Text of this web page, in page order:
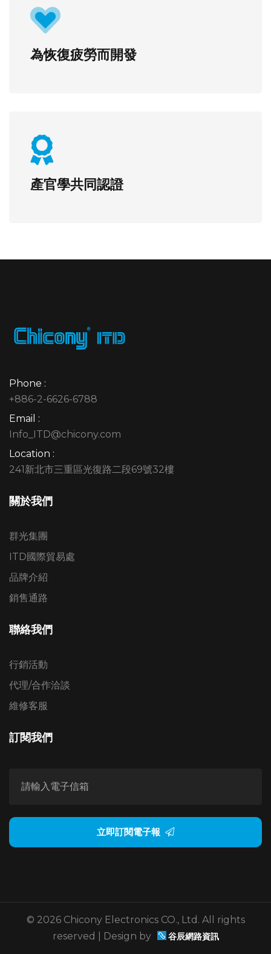
為恢復疲勞而開發
產官學共同認證
Phone :
+886-2-6626-6788
Email :
Info_ITD@chicony.com
Location :
241新北市三重區光復路二段69號32樓
關於我們
群光集團
ITD國際貿易處
品牌介紹
銷售通路
聯絡我們
行銷活動
代理/合作洽談
維修客服
訂閱我們
立即訂閱電子報
© 2026 Chicony Electronics CO., Ltd. All rights
reserved | Design by
谷辰網路資訊